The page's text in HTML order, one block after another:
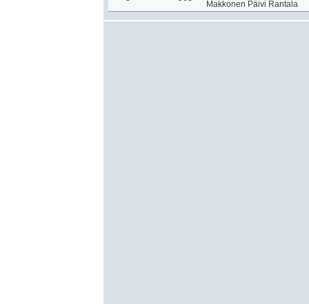
Makkonen Päivi Rantala